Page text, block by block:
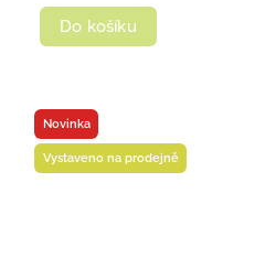
Do košíku
Novinka
Vystaveno na prodejně